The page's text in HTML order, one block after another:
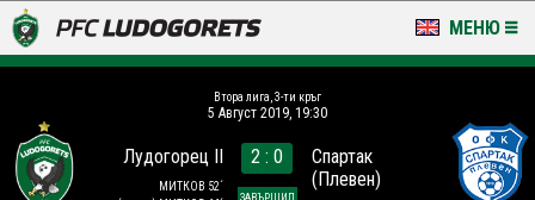
МЕНЮ
LUDOGORETS TV
НА ТЕРЕНА
Втора лига, 3-ти кръг
5 Август 2019, 19:30
Лудогорец II
МИТКОВ 52´
2 : 0
ЗАВЪРШИЛ
Спартак
(Плевен)